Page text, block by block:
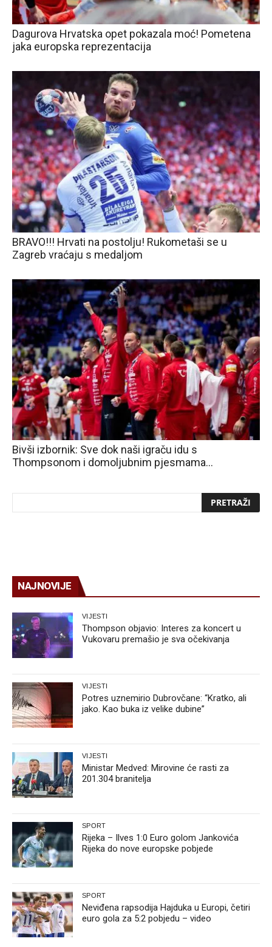
Dagurova Hrvatska opet pokazala moć! Pometena
jaka europska reprezentacija
BRAVO!!! Hrvati na postolju! Rukometaši se u
Zagreb vraćaju s medaljom
Bivši izbornik: Sve dok naši igraču idu s
Thompsonom i domoljubnim pjesmama…
NAJNOVIJE
VIJESTI
Thompson objavio: Interes za koncert u
Vukovaru premašio je sva očekivanja
VIJESTI
Potres uznemirio Dubrovčane: “Kratko, ali
jako. Kao buka iz velike dubine”
VIJESTI
Ministar Medved: Mirovine će rasti za
201.304 branitelja
SPORT
Rijeka – Ilves 1:0 Euro golom Jankovića
Rijeka do nove europske pobjede
SPORT
Neviđena rapsodija Hajduka u Europi, četiri
euro gola za 5:2 pobjedu – video